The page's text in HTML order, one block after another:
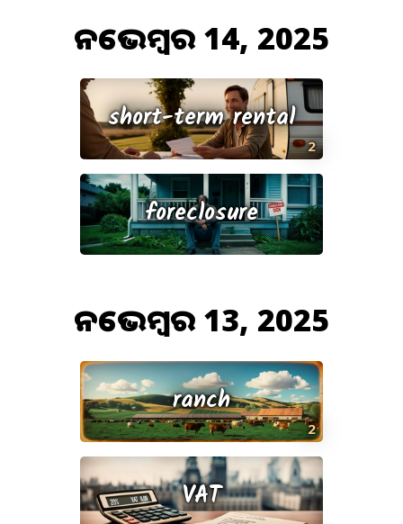
ନଭେମ୍ବର 14, 2025
2
short-term rental
foreclosure
ନଭେମ୍ବର 13, 2025
2
ranch
VAT